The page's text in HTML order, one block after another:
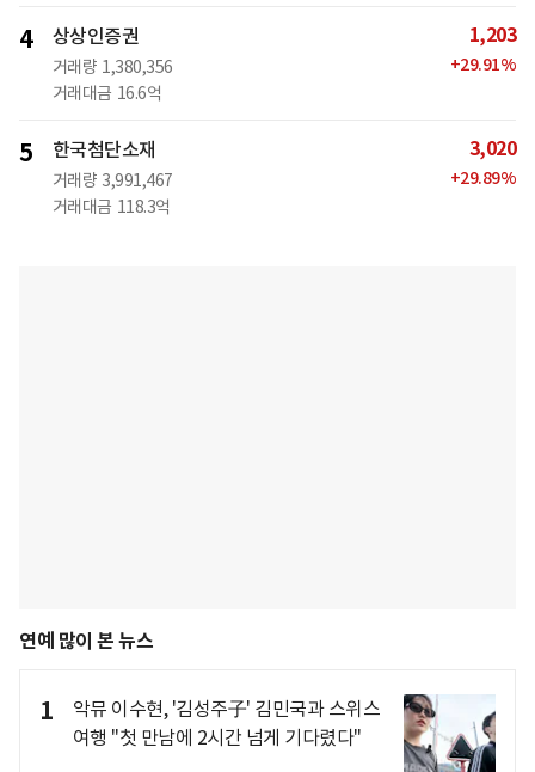
4 상상인증권
거래량 1,380,356
거래대금 16.6억
1,203
+29.91%
5 한국첨단소재
거래량 3,991,467
거래대금 118.3억
3,020
+29.89%
연예 많이 본 뉴스
1
악뮤 이수현, '김성주子' 김민국과 스위스
여행 "첫 만남에 2시간 넘게 기다렸다"